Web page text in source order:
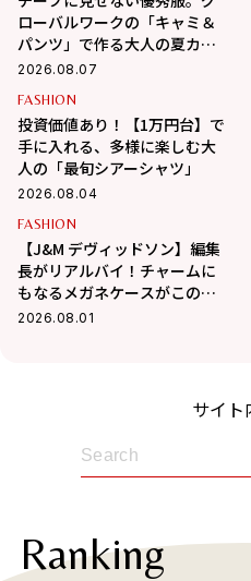
ローバルワークの「キャミ＆
パンツ」で作る大人の夏カジ
ュアル
2026.08.07
FASHION
投資価値あり！【1万円台】で
手に入れる、多様に楽しむ大
人の「最旬シアーシャツ」
2026.08.04
FASHION
【J&M デヴィッドソン】編集
長がリアルバイ！チャームに
もなるメガネケースがこの夏
大活躍の予感
2026.08.01
サイト
Ranking